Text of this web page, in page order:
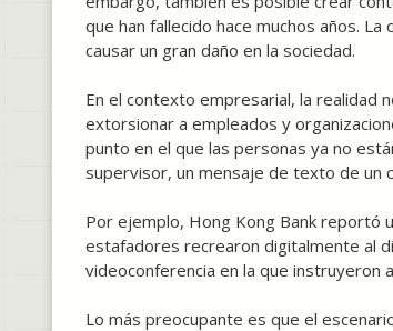
que han fallecido hace muchos años.
causar un gran daño en la sociedad.
En el contexto empresarial, la realidad
extorsionar a empleados y
punto en el que las personas ya no
supervisor, un mensaje de texto de un
Por ejemplo, Hong Kong Bank reportó
estafadores recrearon digitalmente al
videoconferencia en la que instruyeron
Lo más preocupante es que el